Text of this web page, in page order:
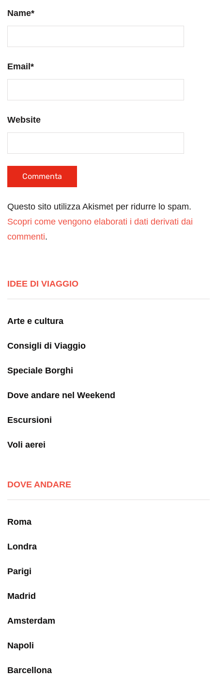
Name*
Email*
Website
Questo sito utilizza Akismet per ridurre lo spam.
Scopri come vengono elaborati i dati derivati dai
commenti.
IDEE DI VIAGGIO
Arte e cultura
Consigli di Viaggio
Speciale Borghi
Dove andare nel Weekend
Escursioni
Voli aerei
DOVE ANDARE
Roma
Londra
Parigi
Madrid
Amsterdam
Napoli
Barcellona